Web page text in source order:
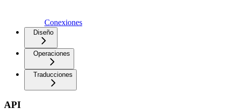
Conexiones
Diseño
Operaciones
Traducciones
API